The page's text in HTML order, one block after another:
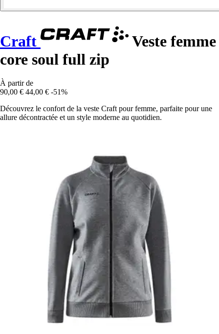
Craft
Veste femme
core soul full zip
À partir de
90,00 € 44,00 € -51%
Découvrez le confort de la veste Craft pour femme, parfaite pour une
allure décontractée et un style moderne au quotidien.